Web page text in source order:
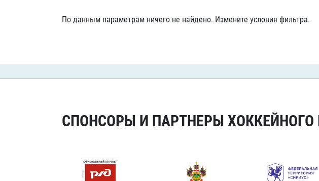
Северсталь Барыс
По данным параметрам ничего не найдено. Измените условия фильтра.
СПОНСОРЫ И ПАРТНЕРЫ ХОККЕЙНОГО